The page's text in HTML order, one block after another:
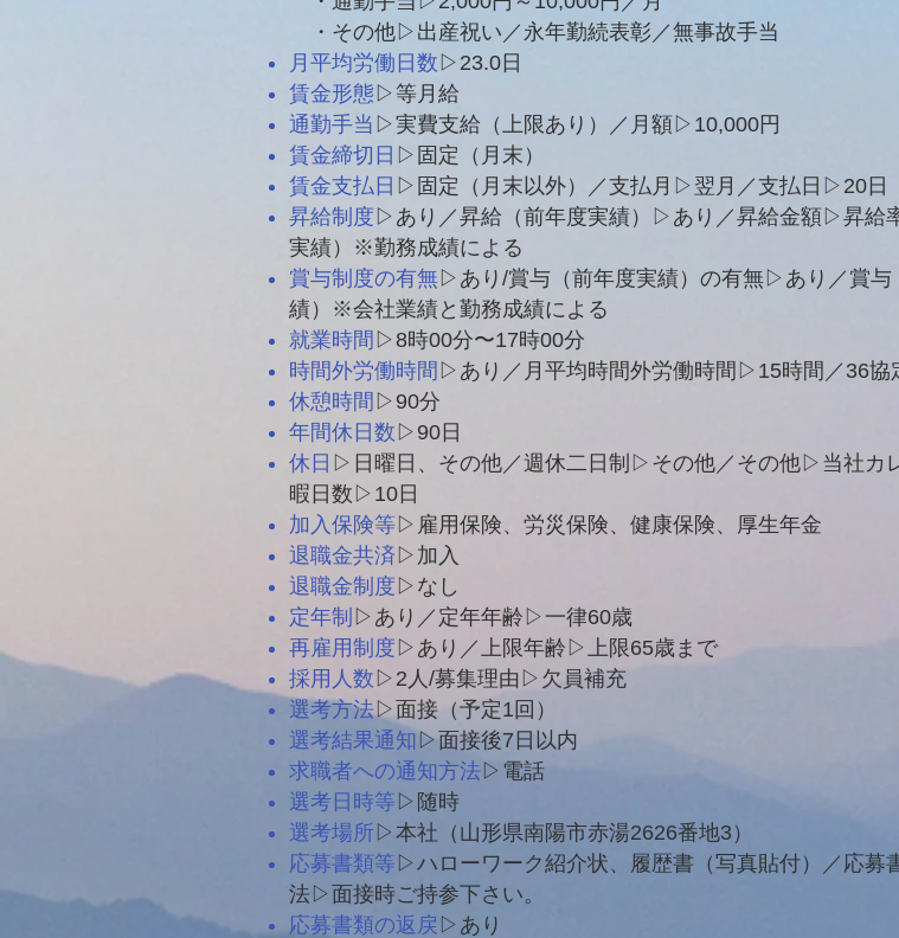
・その他▷出産祝い／永年勤続表彰／無事故手当
月平均労働日数 ▷23.0日
賃金形態 ▷等月給
通勤手当 ▷実費支給（上限あり）／月額▷10,000円
賃金締切日 ▷固定（月末）
賃金支払日 ▷固定（月末以外）／支払月▷翌月／支払日▷20日
昇給制度 ▷あり／昇給（前年度実績）▷あり／昇給金額▷昇給
実績）※勤務成績による
賞与制度の有無▷あり/賞与（前年度実績）の有無▷あり／賞
績）※会社業績と勤務成績による
就業時間 ▷8時00分〜17時00分
時間外労働時間 ▷あり／月平均時間外労働時間▷15時間／36協
休憩時間 ▷90分
年間休日数 ▷90日
休日 ▷日曜日、その他／週休二日制▷その他／その他▷当社カ
暇日数▷10日
加入保険等▷雇用保険、労災保険、健康保険、厚生年金
退職金共済 ▷加入
退職金制度 ▷なし
定年制 ▷あり／定年年齢▷一律60歳
再雇用制度 ▷あり／上限年齢▷上限65歳まで
採用人数 ▷2人/募集理由▷欠員補充
選考方法▷面接（予定1回）
選考結果通知 ▷面接後7日以内
求職者への通知方法 ▷電話
選考日時等 ▷随時
選考場所 ▷本社（山形県南陽市赤湯2626番地3）
応募書類等 ▷ハローワーク紹介状、履歴書（写真貼付）／応
法▷面接時ご持参下さい。
応募書類の返戻 ▷あり